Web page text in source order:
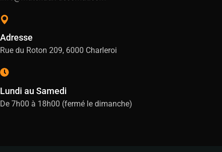
Adresse
Rue du Roton 209, 6000 Charleroi
Lundi au Samedi
De 7h00 à 18h00 (fermé le dimanche)